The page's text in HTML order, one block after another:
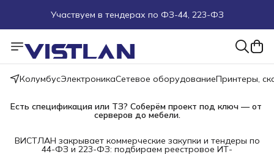
Поможем подобрать оборудование под ТЗ
Пуско-наладочные работы
Более 100 000 позиций в наличии и под заказ
КолумбусЭлектроникаСетевое оборудованиеПринтеры,
Есть спецификация или ТЗ? Соберём проект под ключ — от
серверов до мебели.
ВИСТЛАН закрывает коммерческие закупки и тендеры по
44-ФЗ и 223-ФЗ: подбираем реестровое ИТ-